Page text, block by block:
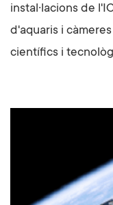
instal·lacions de
d'aquaris i
científics i